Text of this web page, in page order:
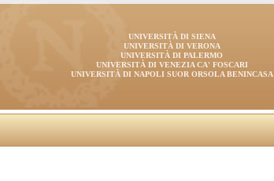
UNIVERSITÀ DI SIENA
UNIVERSITÀ DI VERONA
UNIVERSITÀ DI PALERMO
UNIVERSITÀ DI VENEZIA CA' FOSCARI
UNIVERSITÀ DI NAPOLI SUOR ORSOLA BENINCASA